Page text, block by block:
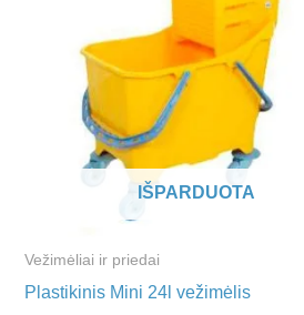
IŠPARDUOTA
Vežimėliai ir priedai
Plastikinis Mini 24l vežimėlis